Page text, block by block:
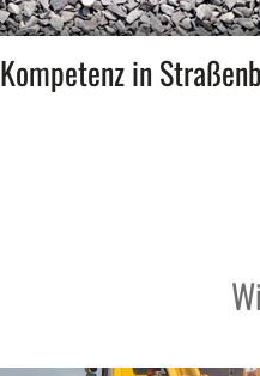
Kompetenz in